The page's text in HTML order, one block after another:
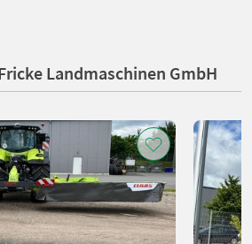
Landmaschinen GmbH